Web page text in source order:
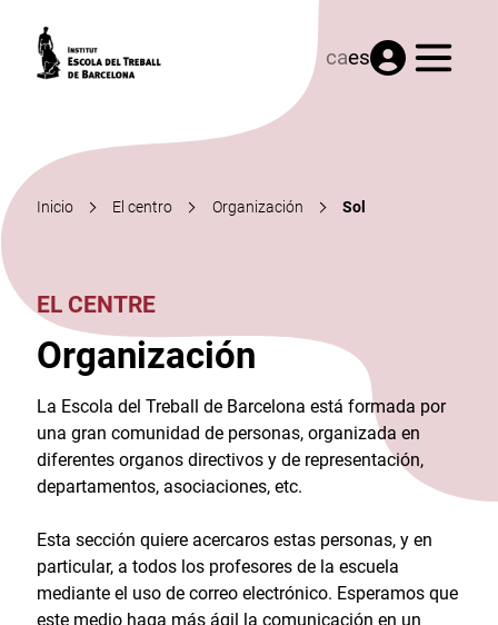
caes Menú
Inicio El centro Organización Sol
EL CENTRE
Organización
La Escola del Treball de Barcelona está formada por
una gran comunidad de personas, organizada en
diferentes organos directivos y de representación,
departamentos, asociaciones, etc.
Esta sección quiere acercaros estas personas, y en
particular, a todos los profesores de la escuela
mediante el uso de correo electrónico. Esperamos que
este medio haga más ágil la comunicación en un